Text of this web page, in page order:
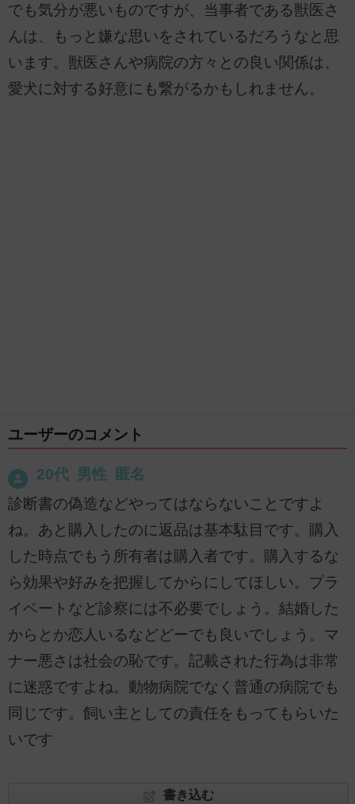
でも気分が悪いものですが、当事者である獣医さ
んは、もっと嫌な思いをされているだろうなと思
います。獣医さんや病院の方々との良い関係は、
愛犬に対する好意にも繋がるかもしれません。
ユーザーのコメント
20代 男性 匿名
診断書の偽造などやってはならないことですよ
ね。あと購入したのに返品は基本駄目です。購入
した時点でもう所有者は購入者です。購入するな
ら効果や好みを把握してからにしてほしい。プラ
イベートなど診察には不必要でしょう。結婚した
からとか恋人いるなどどーでも良いでしょう。マ
ナー悪さは社会の恥です。記載された行為は非常
に迷惑ですよね。動物病院でなく普通の病院でも
同じです。飼い主としての責任をもってもらいた
いです
書き込む